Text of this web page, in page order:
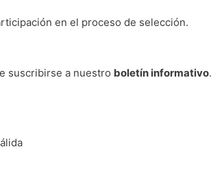
en el proceso de selección.
suscribirse a nuestro boletín informativo